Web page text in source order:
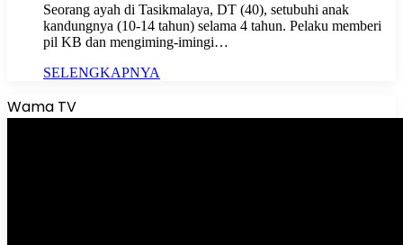
Seorang ayah di Tasikmalaya, DT (40), setubuhi anak
kandungnya (10-14 tahun) selama 4 tahun. Pelaku memberi
pil KB dan mengiming-imingi…
SELENGKAPNYA
Wama TV